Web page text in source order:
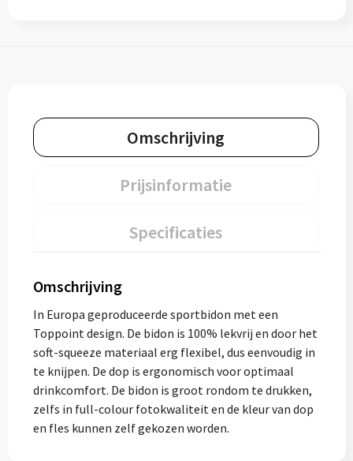
Omschrijving
Prijsinformatie
Specificaties
Omschrijving
In Europa geproduceerde sportbidon met een
Toppoint design. De bidon is 100% lekvrij en door het
soft-squeeze materiaal erg flexibel, dus eenvoudig in
te knijpen. De dop is ergonomisch voor optimaal
drinkcomfort. De bidon is groot rondom te drukken,
zelfs in full-colour fotokwaliteit en de kleur van dop
en fles kunnen zelf gekozen worden.